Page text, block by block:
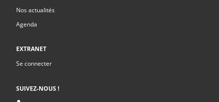
Nos actualités
Agenda
EXTRANET
Se connecter
SUIVEZ-NOUS !